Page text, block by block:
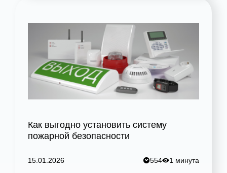
Как выгодно установить систему
пожарной безопасности
15.01.2026 554 1 минута